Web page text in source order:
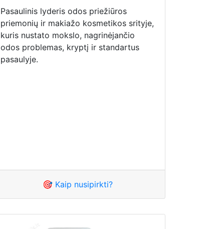
Pasaulinis lyderis odos priežiūros
priemonių ir makiažo kosmetikos srityje,
kuris nustato mokslo, nagrinėjančio
odos problemas, kryptį ir standartus
pasaulyje.
🎯 Kaip nusipirkti?